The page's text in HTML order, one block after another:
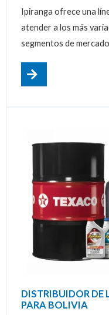
Ipiranga ofrece una
atender a los más
segmentos de
DISTRIBUIDOR DE
PARA BOLIVIA